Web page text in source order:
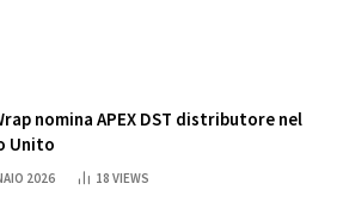
nomina APEX DST distributore nel
Unito
2026 18 VIEWS